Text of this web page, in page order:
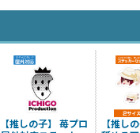
【推しの子】 苺プロ
【推し